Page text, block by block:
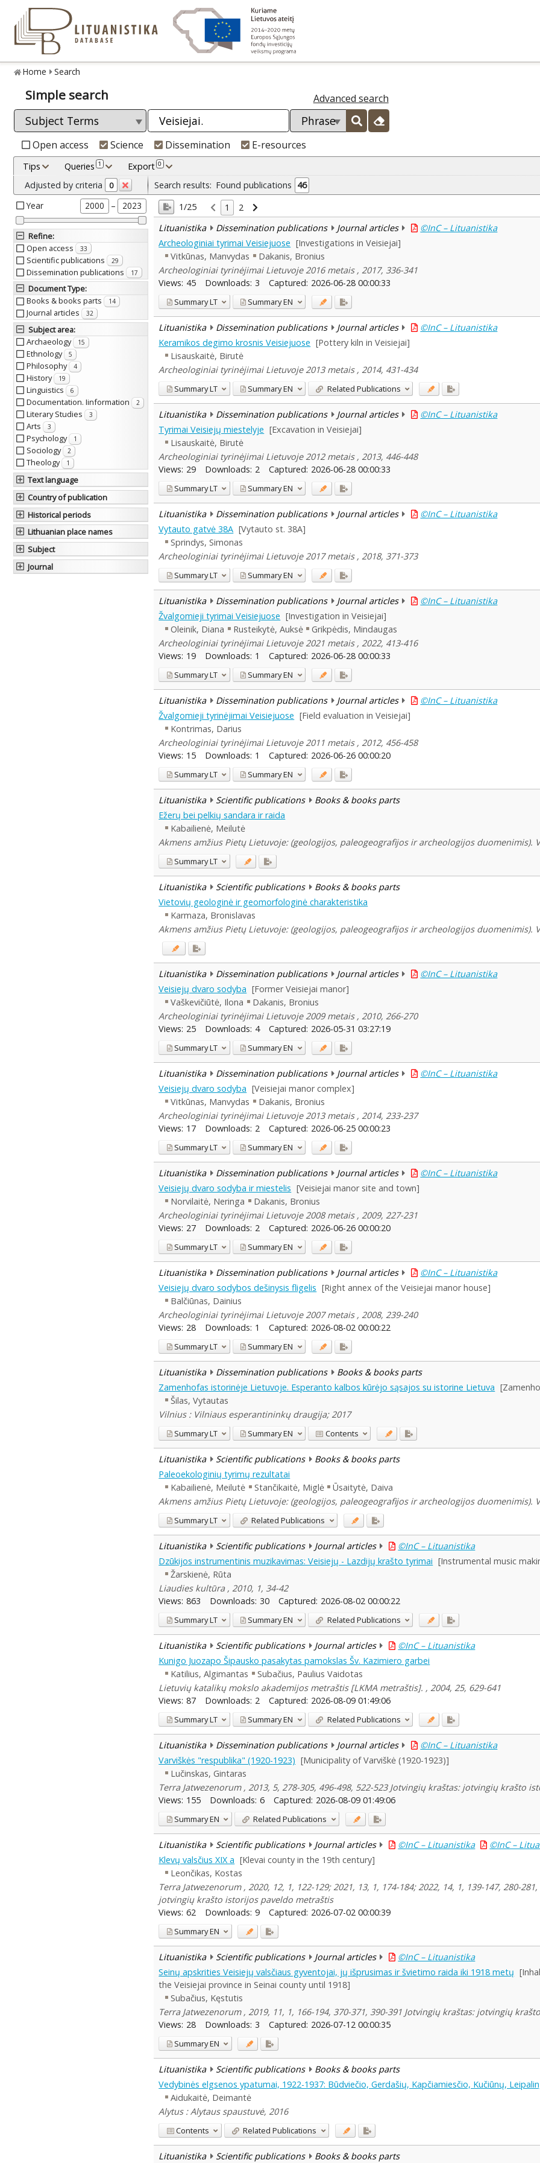
Home Search
Simple search Advanced search
Open access Science Dissemination E-resources
Tips Queries 1 Export 0
Adjusted by criteria 0
Year 2000 – 2023
Refine:
Open access
33
Scientific publications 29
Dissemination publications 17
Document Type:
Books & books parts
14
Journal articles 32
Subject area:
Archaeology
15
Ethnology 5
Philosophy 4
History 19
Linguistics 6
Documentation. Iinformation 2
Literary Studies 3
Arts 3
Psychology 1
Sociology 2
Theology 1
Text language
Country of publication
Historical periods
Lithuanian place names
Subject
Journal
Search results: Found publications 46
1/25
1 2
Lituanistika
Dissemination publications Journal articles ©InC – Lituanistika
Archeologiniai tyrimai Veisiejuose [Investigations in Veisiejai]
Vitkūnas, Manvydas
Dakanis, Bronius
Archeologiniai tyrinėjimai Lietuvoje 2016 metais , 2017, 336-341
Views: 45 Downloads: 3 Captured: 2026-06-28 00:00:33
SummaryLT SummaryEN
Lituanistika Dissemination publications Journal articles ©InC – Lituanistika
Keramikos degimo krosnis Veisiejuose [Pottery kiln in Veisiejai]
Lisauskaitė, Birutė
Archeologiniai tyrinėjimai Lietuvoje 2013 metais , 2014, 431-434
SummaryLT SummaryEN Related Publications
Lituanistika Dissemination publications Journal articles ©InC – Lituanistika
Tyrimai Veisiejų miestelyje [Excavation in Veisiejai]
Lisauskaitė, Birutė
Archeologiniai tyrinėjimai Lietuvoje 2012 metais , 2013, 446-448
Views: 29 Downloads: 2 Captured: 2026-06-28 00:00:33
SummaryLT SummaryEN
Lituanistika Dissemination publications Journal articles ©InC – Lituanistika
Vytauto gatvė 38A [Vytauto st. 38A]
Sprindys, Simonas
Archeologiniai tyrinėjimai Lietuvoje 2017 metais , 2018, 371-373
SummaryLT SummaryEN
Lituanistika Dissemination publications Journal articles ©InC – Lituanistika
Žvalgomieji tyrimai Veisiejuose [Investigation in Veisiejai]
Oleinik, Diana
Rusteikytė, Auksė
Grikpėdis, Mindaugas
Archeologiniai tyrinėjimai Lietuvoje 2021 metais , 2022, 413-416
Views: 19 Downloads: 1 Captured: 2026-06-28 00:00:33
SummaryLT SummaryEN
Lituanistika Dissemination publications Journal articles ©InC – Lituanistika
Žvalgomieji tyrinėjimai Veisiejuose [Field evaluation in Veisiejai]
Kontrimas, Darius
Archeologiniai tyrinėjimai Lietuvoje 2011 metais , 2012, 456-458
Views: 15 Downloads: 1 Captured: 2026-06-26 00:00:20
SummaryLT SummaryEN
Lituanistika Scientific publications Books & books parts
Ežerų bei pelkių sandara ir raida
Kabailienė, Meilutė
Akmens amžius Pietų Lietuvoje: (geologijos, paleogeografijos ir archeologijos duomenimis).
SummaryLT
Lituanistika Scientific publications Books & books parts
Vietovių geologinė ir geomorfologinė charakteristika
Karmaza, Bronislavas
Akmens amžius Pietų Lietuvoje: (geologijos, paleogeografijos ir archeologijos duomenimis).
Lituanistika Dissemination publications Journal articles ©InC – Lituanistika
Veisiejų dvaro sodyba [Former Veisiejai manor]
Vaškevičiūtė, Ilona
Dakanis, Bronius
Archeologiniai tyrinėjimai Lietuvoje 2009 metais , 2010, 266-270
Views: 25 Downloads: 4 Captured: 2026-05-31 03:27:19
SummaryLT SummaryEN
Lituanistika Dissemination publications Journal articles ©InC – Lituanistika
Veisiejų dvaro sodyba [Veisiejai manor complex]
Vitkūnas, Manvydas
Dakanis, Bronius
Archeologiniai tyrinėjimai Lietuvoje 2013 metais , 2014, 233-237
Views: 17 Downloads: 2 Captured: 2026-06-25 00:00:23
SummaryLT SummaryEN
Lituanistika Dissemination publications Journal articles ©InC – Lituanistika
Veisiejų dvaro sodyba ir miestelis [Veisiejai manor site and town]
Norvilaitė, Neringa
Dakanis, Bronius
Archeologiniai tyrinėjimai Lietuvoje 2008 metais , 2009, 227-231
Views: 27 Downloads: 2 Captured: 2026-06-26 00:00:20
SummaryLT SummaryEN
Lituanistika Dissemination publications Journal articles ©InC – Lituanistika
Veisiejų dvaro sodybos dešinysis fligelis [Right annex of the Veisiejai manor house]
Balčiūnas, Dainius
Archeologiniai tyrinėjimai Lietuvoje 2007 metais , 2008, 239-240
Views: 28 Downloads: 1 Captured: 2026-08-02 00:00:22
SummaryLT SummaryEN
Lituanistika Dissemination publications Books & books parts
Zamenhofas istorinėje Lietuvoje. Esperanto kalbos kūrėjo sąsajos su istorine Lietuva
Šilas, Vytautas
Vilnius : Vilniaus esperantininkų draugija; 2017
SummaryLT SummaryEN Contents
Lituanistika Scientific publications Books & books parts
Paleoekologinių tyrimų rezultatai
Kabailienė, Meilutė
Stančikaitė, Miglė
Ūsaitytė, Daiva
Akmens amžius Pietų Lietuvoje: (geologijos, paleogeografijos ir archeologijos duomenimis).
SummaryLT Related Publications
Lituanistika Scientific publications Journal articles ©InC – Lituanistika
Dzūkijos instrumentinis muzikavimas: Veisiejų - Lazdijų krašto tyrimai [Instrumental music
Žarskienė, Rūta
Liaudies kultūra , 2010, 1, 34-42
Views: 863 Downloads: 30 Captured: 2026-08-02 00:00:22
SummaryLT SummaryEN Related Publications
Lituanistika Scientific publications Journal articles ©InC – Lituanistika
Kunigo Juozapo Šipausko pasakytas pamokslas Šv. Kazimiero garbei
Katilius, Algimantas
Subačius, Paulius Vaidotas
Lietuvių katalikų mokslo akademijos metraštis [LKMA metraštis]. , 2004, 25, 629-641
Views: 87 Downloads: 2 Captured: 2026-08-09 01:49:06
SummaryLT SummaryEN Related Publications
Lituanistika Dissemination publications Journal articles ©InC – Lituanistika
Varviškės "respublika" (1920-1923) [Municipality of Varviškė (1920-1923)]
Lučinskas, Gintaras
Terra Jatwezenorum , 2013, 5, 278-305, 496-498, 522-523 Jotvingių kraštas: jotvingių krašto
Views: 155 Downloads: 6 Captured: 2026-08-09 01:49:06
SummaryEN Related Publications
Lituanistika Scientific publications Journal articles ©InC – Lituanistika ©InC –
Klevų valsčius XIX a [Klevai county in the 19th century]
Leončikas, Kostas
Terra Jatwezenorum , 2020, 12, 1, 122-129; 2021, 13, 1, 174-184; 2022, 14, 1, 139-147, 280-
jotvingių krašto istorijos paveldo metraštis
Views: 62 Downloads: 9 Captured: 2026-07-02 00:00:39
SummaryEN
Lituanistika Scientific publications Journal articles ©InC – Lituanistika
Seinų apskrities Veisiejų valsčiaus gyventojai, jų išprusimas ir švietimo raida iki 1918 metų
the Veisiejai province in Seinai county until 1918]
Subačius, Kęstutis
Terra Jatwezenorum , 2019, 11, 1, 166-194, 370-371, 390-391 Jotvingių kraštas: jotvingių
Views: 28 Downloads: 3 Captured: 2026-07-12 00:00:35
SummaryEN
Lituanistika Scientific publications Books & books parts
Vedybinės elgsenos ypatumai, 1922-1937: Būdviečio, Gerdašių, Kapčiamiesčio, Kučiūnų,
Aidukaitė, Deimantė
Alytus : Alytaus spaustuvė, 2016
Contents Related Publications
Lituanistika Scientific publications Books & books parts